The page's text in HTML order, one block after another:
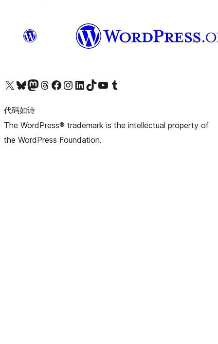
关注我们的 X（原 Twitter）账号访问我们的 Bluesky 账号关注我们的 Mastodon 账号访问我们的 Threads 账号 访问我们的 Facebook 公共主页关注我们的 Instagram 账号 关注我们的 LinkedIn 主页访问我们的 TikTok 账号访问我们的 YouTube 频道 访问我们的 Tumblr 账号
代码如诗
The WordPress® trademark is the intellectual property of
the WordPress Foundation.